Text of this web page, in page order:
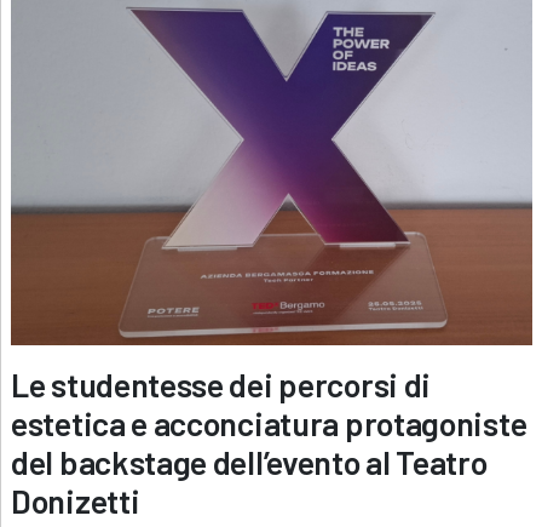
Le studentesse dei percorsi di
estetica e acconciatura protagoniste
del backstage dell’evento al Teatro
Donizetti